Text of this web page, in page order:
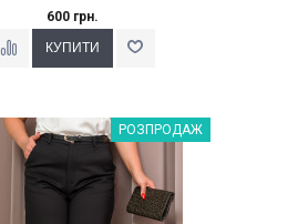
600 грн.
Наклейки Варіант з %РОЗПРОДАЖ